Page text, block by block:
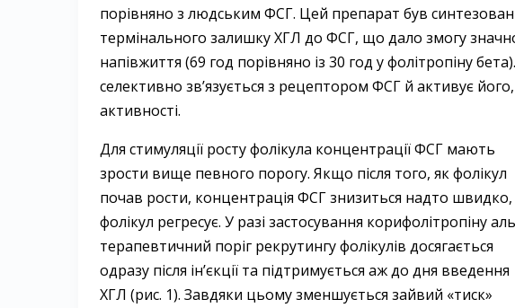
порівняно з людським ФСГ. Цей препарат був
термінального залишку ХГЛ до ФСГ, що дало змогу
напівжиття (69 год порівняно із 30 год у фолітропіну
селективно зв’язується з рецептором ФСГ й активує
активності.
Для стимуляції росту фолікула концентрації ФСГ мають
зрости вище певного порогу. Якщо після того, як фолікул
почав рости, концентрація ФСГ знизиться надто швидко,
фолікул регресує. У разі застосування корифолітропіну
терапевтичний поріг рекрутингу фолікулів досягається
одразу після ін’єкції та підтримується аж до дня введення
ХГЛ (рис. 1). Завдяки цьому зменшується зайвий «тиск»